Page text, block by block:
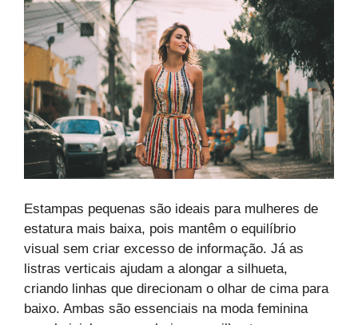
Estampas pequenas são ideais para mulheres de
estatura mais baixa, pois mantêm o equilíbrio
visual sem criar excesso de informação. Já as
listras verticais ajudam a alongar a silhueta,
criando linhas que direcionam o olhar de cima para
baixo. Ambas são essenciais na moda feminina